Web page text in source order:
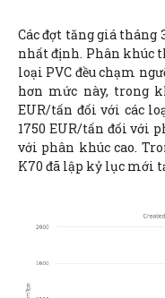
Các đợt tăng giá tháng
nhất định. Phân khúc
loại PVC đều chạm
hơn mức này, trong
EUR/tấn đối với các
1750 EUR/tấn đối với
với phân khúc cao.
K70 đã lập kỷ lục mới